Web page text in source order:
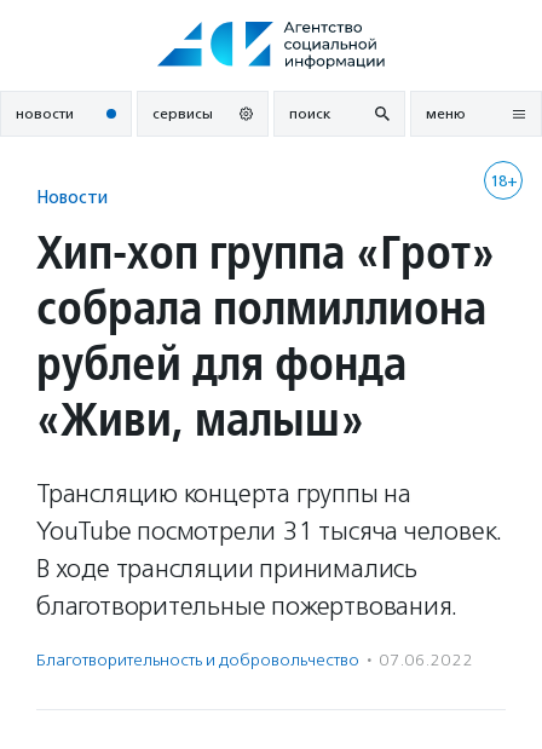
новости сервисы поиск меню
18+
Новости
Хип-хоп группа «Грот»
собрала полмиллиона
рублей для фонда
«Живи, малыш»
Трансляцию концерта группы на
YouTube посмотрели 31 тысяча человек.
В ходе трансляции принимались
благотворительные пожертвования.
Благотвори­тель­ность и доброволь­чест­во · 07.06.2022